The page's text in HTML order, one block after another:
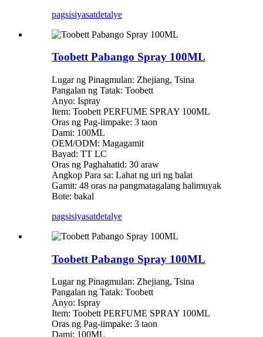
pagsisiyasatdetalye
Toobett Pabango Spray 100ML
Lugar ng Pinagmulan: Zhejiang, Tsina
Pangalan ng Tatak: Toobett
Anyo: Ispray
Item: Toobett PERFUME SPRAY 100ML
Oras ng Pag-iimpake: 3 taon
Dami: 100ML
OEM/ODM: Magagamit
Bayad: TT LC
Oras ng Paghahatid: 30 araw
Angkop Para sa: Lahat ng uri ng balat
Gamit: 48 oras na pangmatagalang halimuyak
Bote: bakal
pagsisiyasatdetalye
Toobett Pabango Spray 100ML
Lugar ng Pinagmulan: Zhejiang, Tsina
Pangalan ng Tatak: Toobett
Anyo: Ispray
Item: Toobett PERFUME SPRAY 100ML
Oras ng Pag-iimpake: 3 taon
Dami: 100ML